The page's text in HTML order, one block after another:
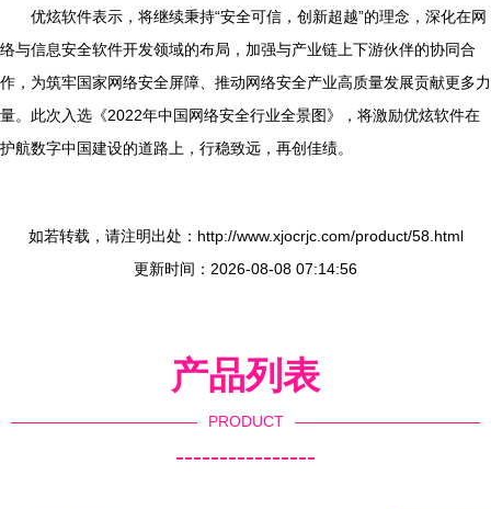
优炫软件表示，将继续秉持“安全可信，创新超越”的理念，深化在网
络与信息安全软件开发领域的布局，加强与产业链上下游伙伴的协同合
作，为筑牢国家网络安全屏障、推动网络安全产业高质量发展贡献更多力
量。此次入选《2022年中国网络安全行业全景图》，将激励优炫软件在
护航数字中国建设的道路上，行稳致远，再创佳绩。
如若转载，请注明出处：http://www.xjocrjc.com/product/58.html
更新时间：2026-08-08 07:14:56
产品列表
PRODUCT
----------------